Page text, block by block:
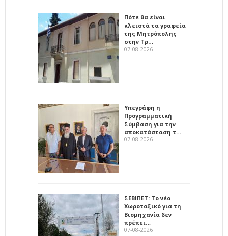
Πότε θα είναι
κλειστά τα γραφεία
της Μητρόπολης
στην Τρ…
07-08-2026
Υπεγράφη η
Προγραμματική
Σύμβαση για την
αποκατάσταση τ…
07-08-2026
ΣΕΒΙΠΕΤ: Το νέο
Χωροταξικό για τη
Βιομηχανία δεν
πρέπει…
07-08-2026